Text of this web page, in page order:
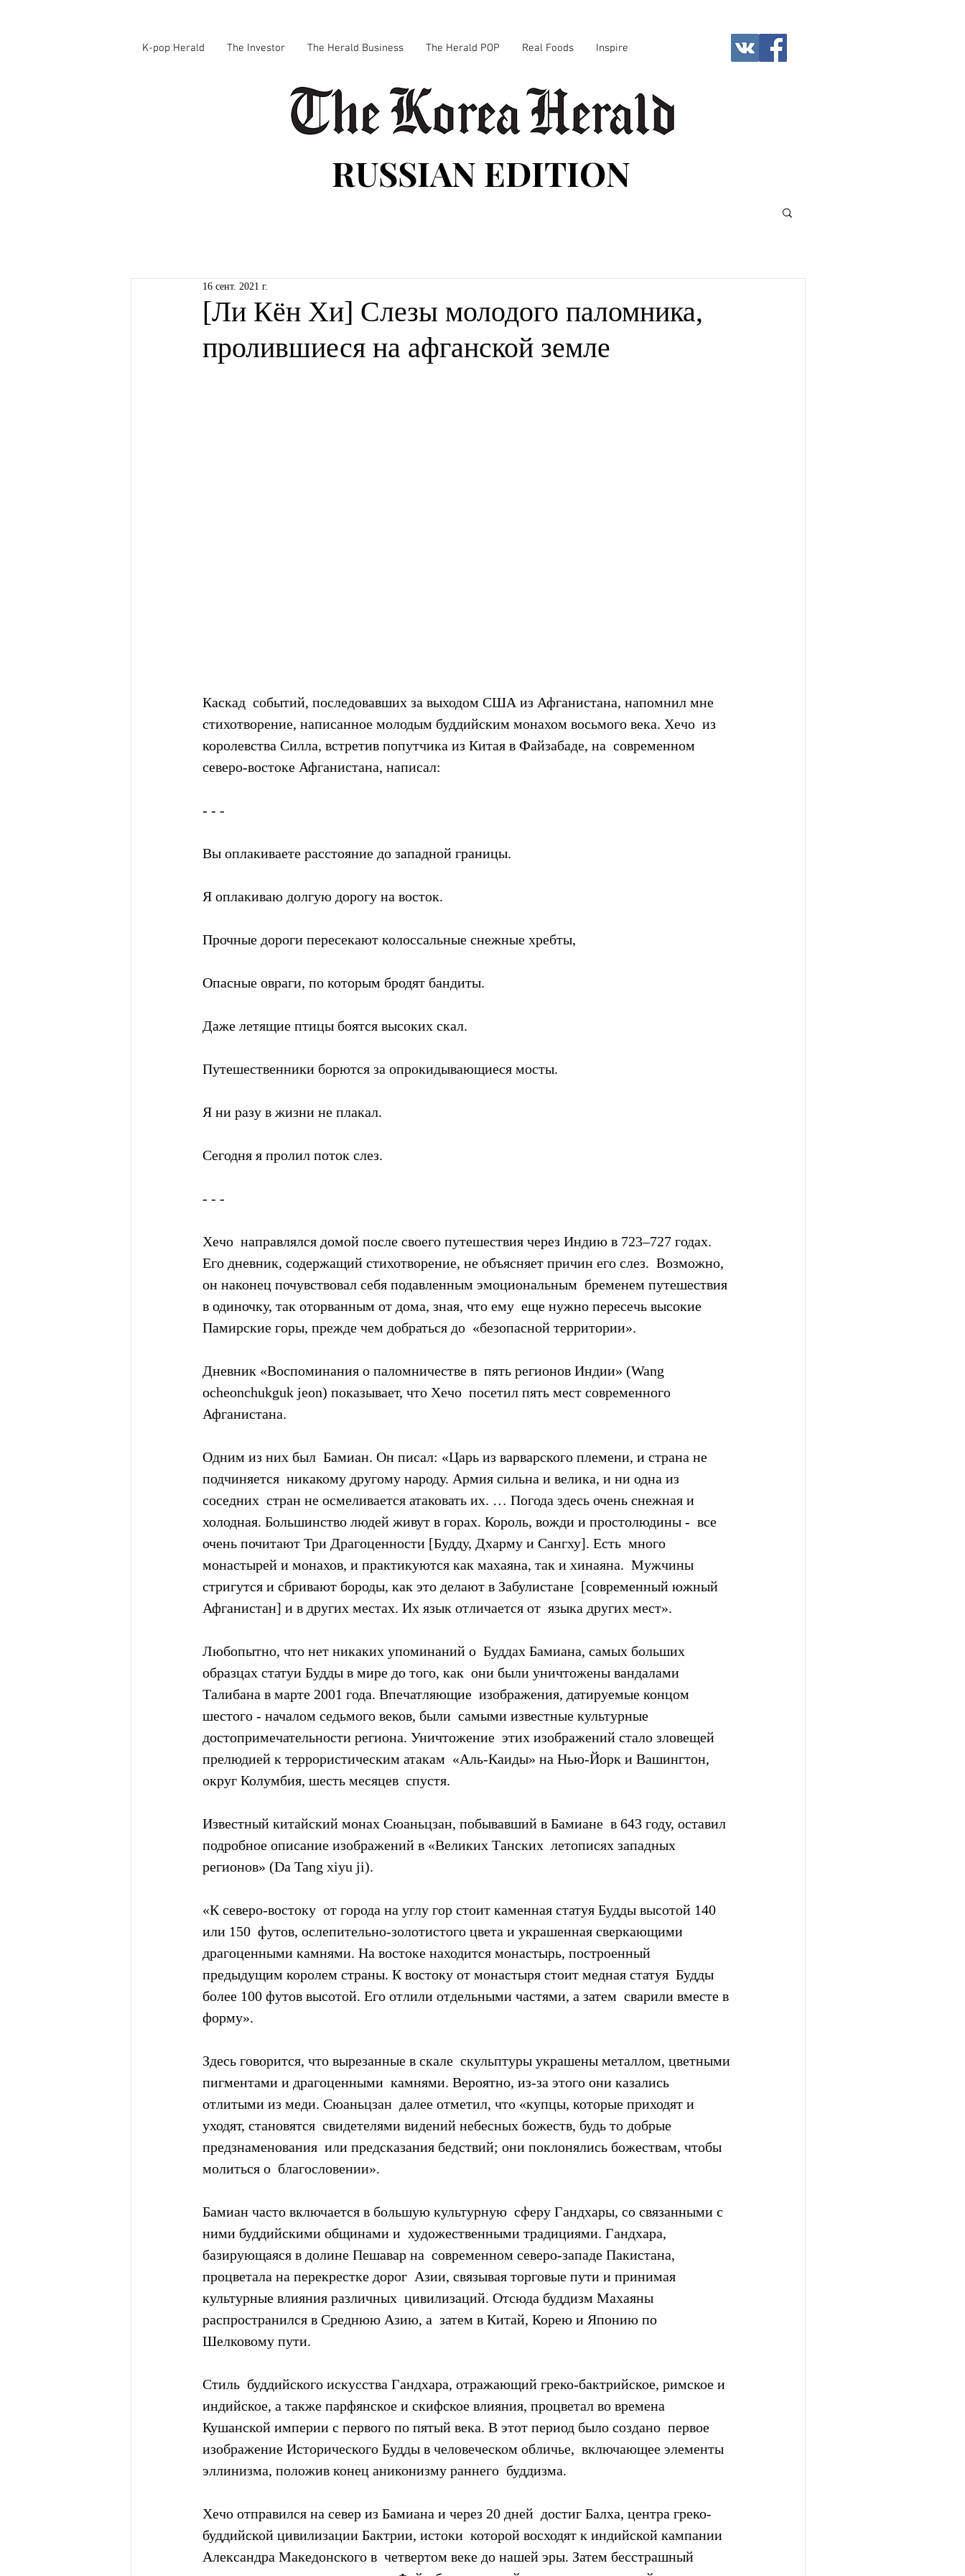
K-pop Herald The Investor The Herald Business The Herald POP Real Foods Inspire
RUSSIAN EDITION
[Ли Кён Хи] Слезы молодого паломника,
пролившиеся на афганской земле
16 сент. 2021 г.
Каскад  событий, последовавших за выходом США из Афганистана, напомнил мне
стихотворение, написанное молодым буддийским монахом восьмого века. Хечо  из
королевства Силла, встретив попутчика из Китая в Файзабаде, на  современном
северо-востоке Афганистана, написал:
- - -
Вы оплакиваете расстояние до западной границы.
Я оплакиваю долгую дорогу на восток.
Прочные дороги пересекают колоссальные снежные хребты,
Опасные овраги, по которым бродят бандиты.
Даже летящие птицы боятся высоких скал.
Путешественники борются за опрокидывающиеся мосты.
Я ни разу в жизни не плакал.
Сегодня я пролил поток слез.
- - -
Хечо  направлялся домой после своего путешествия через Индию в 723–727 годах.
Его дневник, содержащий стихотворение, не объясняет причин его слез.  Возможно,
он наконец почувствовал себя подавленным эмоциональным  бременем путешествия
в одиночку, так оторванным от дома, зная, что ему  еще нужно пересечь высокие
Памирские горы, прежде чем добраться до  «безопасной территории».
Дневник «Воспоминания о паломничестве в  пять регионов Индии» (Wang
ocheonchukguk jeon) показывает, что Хечо  посетил пять мест современного
Афганистана.
Одним из них был  Бамиан. Он писал: «Царь из варварского племени, и страна не
подчиняется  никакому другому народу. Армия сильна и велика, и ни одна из
соседних  стран не осмеливается атаковать их. … Погода здесь очень снежная и
холодная. Большинство людей живут в горах. Король, вожди и простолюдины -  все
очень почитают Три Драгоценности [Будду, Дхарму и Сангху]. Есть  много
монастырей и монахов, и практикуются как махаяна, так и хинаяна.  Мужчины
стригутся и сбривают бороды, как это делают в Забулистане  [современный южный
Афганистан] и в других местах. Их язык отличается от  языка других мест».
Любопытно, что нет никаких упоминаний о  Буддах Бамиана, самых больших
образцах статуи Будды в мире до того, как  они были уничтожены вандалами
Талибана в марте 2001 года. Впечатляющие  изображения, датируемые концом
шестого - началом седьмого веков, были  самыми известные культурные
достопримечательности региона. Уничтожение  этих изображений стало зловещей
прелюдией к террористическим атакам  «Аль-Каиды» на Нью-Йорк и Вашингтон,
округ Колумбия, шесть месяцев  спустя.
Известный китайский монах Сюаньцзан, побывавший в Бамиане  в 643 году, оставил
подробное описание изображений в «Великих Танских  летописях западных
регионов» (Da Tang xiyu ji).
«К северо-востоку  от города на углу гор стоит каменная статуя Будды высотой 140
или 150  футов, ослепительно-золотистого цвета и украшенная сверкающими
драгоценными камнями. На востоке находится монастырь, построенный
предыдущим королем страны. К востоку от монастыря стоит медная статуя  Будды
более 100 футов высотой. Его отлили отдельными частями, а затем  сварили вместе в
форму».
Здесь говорится, что вырезанные в скале  скульптуры украшены металлом, цветными
пигментами и драгоценными  камнями. Вероятно, из-за этого они казались
отлитыми из меди. Сюаньцзан  далее отметил, что «купцы, которые приходят и
уходят, становятся  свидетелями видений небесных божеств, будь то добрые
предзнаменования  или предсказания бедствий; они поклонялись божествам, чтобы
молиться о  благословении».
Бамиан часто включается в большую культурную  сферу Гандхары, со связанными с
ними буддийскими общинами и  художественными традициями. Гандхара,
базирующаяся в долине Пешавар на  современном северо-западе Пакистана,
процветала на перекрестке дорог  Азии, связывая торговые пути и принимая
культурные влияния различных  цивилизаций. Отсюда буддизм Махаяны
распространился в Среднюю Азию, а  затем в Китай, Корею и Японию по
Шелковому пути.
Стиль  буддийского искусства Гандхара, отражающий греко-бактрийское, римское и
индийское, а также парфянское и скифское влияния, процветал во времена
Кушанской империи с первого по пятый века. В этот период было создано  первое
изображение Исторического Будды в человеческом обличье,  включающее элементы
эллинизма, положив конец аниконизму раннего  буддизма.
Хечо отправился на север из Бамиана и через 20 дней  достиг Балха, центра греко-
буддийской цивилизации Бактрии, истоки  которой восходят к индийской кампании
Александра Македонского в  четвертом веке до нашей эры. Затем бесстрашный